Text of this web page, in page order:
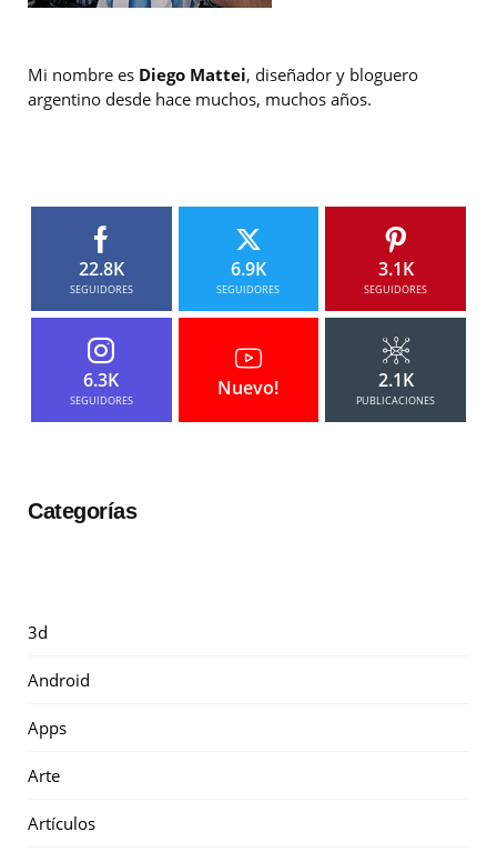
Mi nombre es Diego Mattei, diseñador y bloguero
argentino desde hace muchos, muchos años.
22.8K
SEGUIDORES
6.9K
SEGUIDORES
3.1K
SEGUIDORES
6.3K
SEGUIDORES
Nuevo! 2.1K
PUBLICACIONES
Categorías
3d
Android
Apps
Arte
Artículos